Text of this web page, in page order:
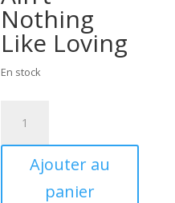
Nothing
Like Loving
En stock
TOMMY
Ajouter au
panier